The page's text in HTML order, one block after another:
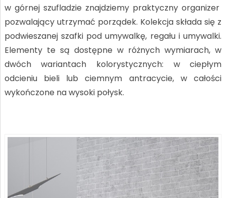
w górnej szufladzie znajdziemy praktyczny organizer
pozwalający utrzymać porządek. Kolekcja składa się z
podwieszanej szafki pod umywalkę, regału i umywalki.
Elementy te są dostępne w różnych wymiarach, w
dwóch wariantach kolorystycznych: w ciepłym
odcieniu bieli lub ciemnym antracycie, w całości
wykończone na wysoki połysk.